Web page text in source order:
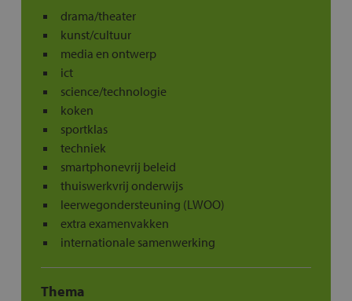
drama/theater
kunst/cultuur
media en ontwerp
ict
science/technologie
koken
sportklas
techniek
smartphonevrij beleid
thuiswerkvrij onderwijs
leerwegondersteuning (LWOO)
extra examenvakken
internationale samenwerking
Thema